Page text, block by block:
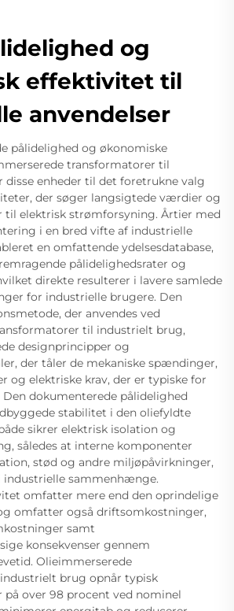
og
effektivitet til
anvendelser
pålidelighed og økonomiske
transformatorer til
enheder til det foretrukne valg
der søger langsigtede værdier og
til elektrisk strømforsyning. Årtier med
i en bred vifte af industrielle
en omfattende ydelsesdatabase,
pålidelighedsrater og
direkte resulterer i lavere samlede
for industrielle brugere. Den
der anvendes ved
til industrielt brug,
designprincipper og
der tåler de mekaniske spændinger,
og elektriske krav, der er typiske for
dokumenterede pålidelighed
stabilitet i den oliefyldte
sikrer elektrisk isolation og
således at interne komponenter
stød og andre miljøpåvirkninger,
industrielle sammenhænge.
omfatter mere end den oprindelige
omfatter også driftsomkostninger,
samt
konsekvenser gennem
Olieimmerserede
brug opnår typisk
over 98 procent ved nominel